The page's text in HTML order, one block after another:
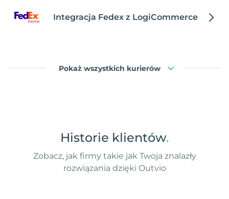
Integracja Fedex z LogiCommerce
Pokaż wszystkich kurierów
Historie klientów.
Zobacz, jak firmy takie jak Twoja znalazły
rozwiązania dzięki Outvio